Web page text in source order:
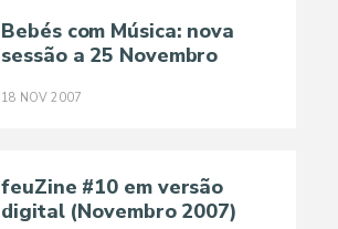
Bebés com Música: nova
sessão a 25 Novembro
18 NOV 2007
feuZine #10 em versão
digital (Novembro 2007)